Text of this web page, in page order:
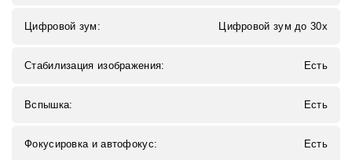
Цифровой зум: Цифровой зум до 30x
Стабилизация изображения: Есть
Вспышка: Есть
Фокусировка и автофокус: Есть